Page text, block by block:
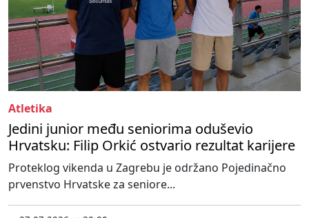
Atletika
Jedini junior među seniorima oduševio
Hrvatsku: Filip Orkić ostvario rezultat karijere
Proteklog vikenda u Zagrebu je održano Pojedinačno
prvenstvo Hrvatske za seniore...